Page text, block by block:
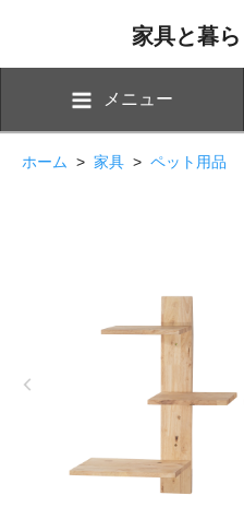
家具と暮
メニュー
ホーム > 家具 > ペット用品